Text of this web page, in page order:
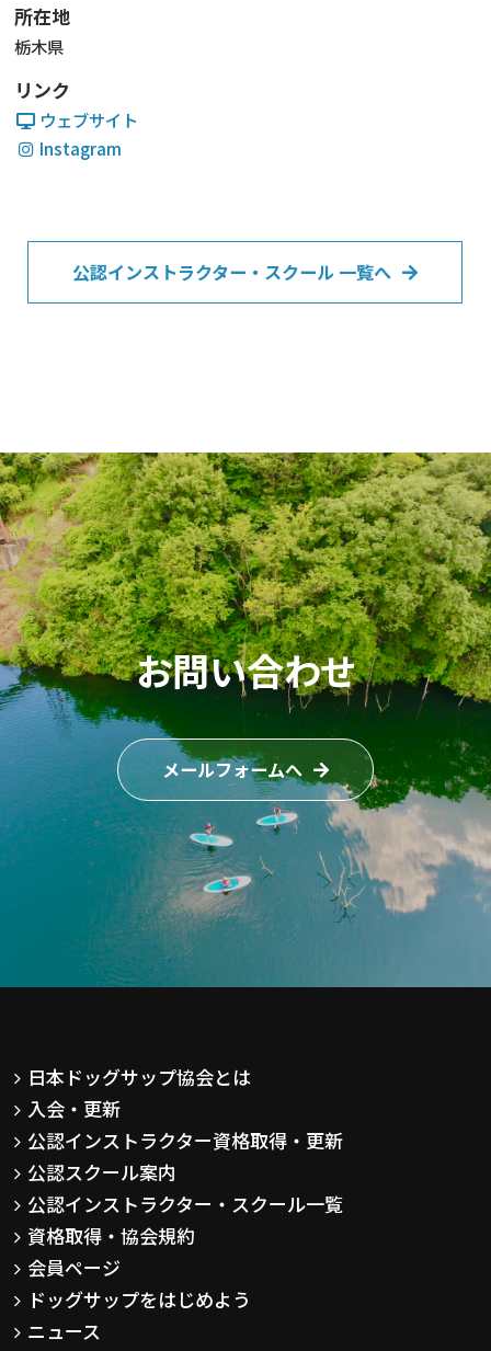
所在地
栃木県
リンク
ウェブサイト
Instagram
公認インストラクター・スクール 一覧へ
お問い合わせ
メールフォームへ
日本ドッグサップ協会とは
入会・更新
公認インストラクター資格取得・更新
公認スクール案内
公認インストラクター・スクール一覧
資格取得・協会規約
会員ページ
ドッグサップをはじめよう
ニュース